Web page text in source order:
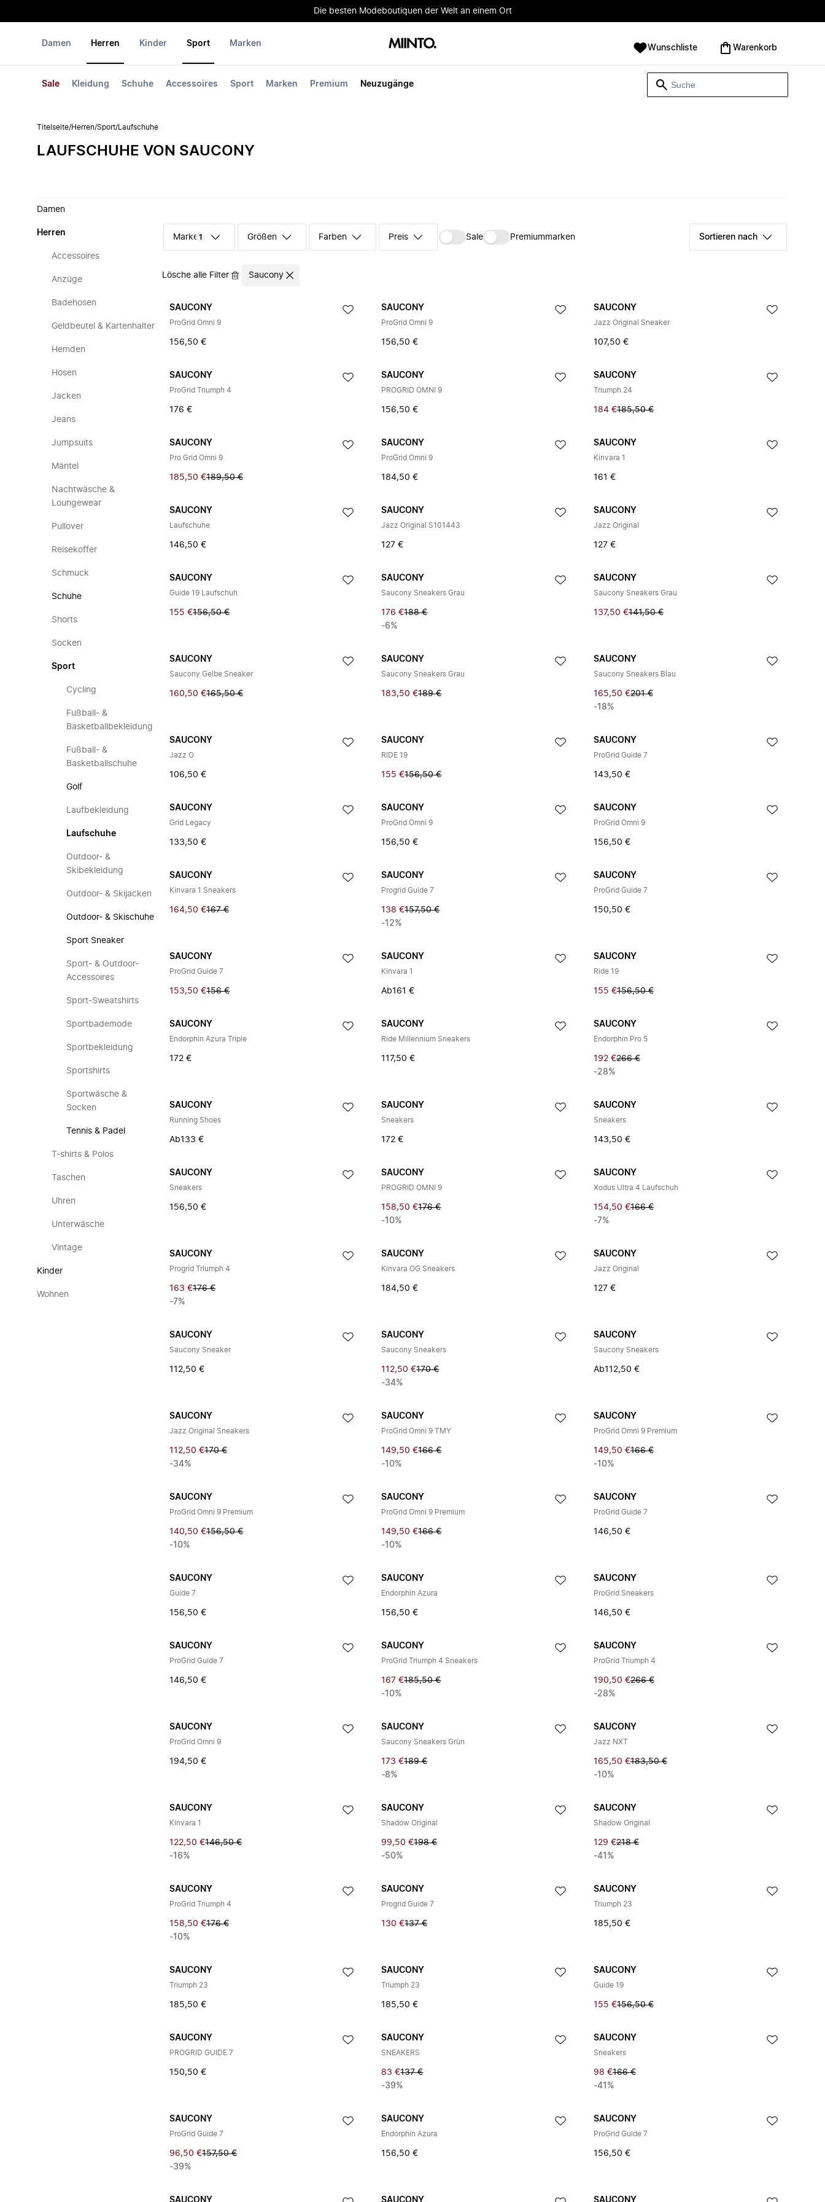
Die besten Modeboutiquen der Welt an einem Ort
Damen Herren
Sale Kleidung Schuhe Accessoires Sport Marken Premium Neuzugänge
Kinder Sport Marken Wunschliste Warenkorb
Titelseite/Herren/Sport/ Laufschuhe
LAUFSCHUHE VON SAUCONY
Damen
Herren
Accessoires
Anzüge
Badehosen
Geldbeutel & Kartenhalter
Hemden
Hosen
Jacken
Jeans
Jumpsuits
Mäntel
Nachtwäsche &
Loungewear
Pullover
Reisekoffer
Schmuck
Schuhe
Shorts
Socken
Sport
Cycling
Fußball- &
Basketballbekleidung
Fußball- &
Basketballschuhe
Golf
Laufbekleidung
Laufschuhe
Outdoor- &
Skibekleidung
Outdoor- & Skijacken
Outdoor- & Skischuhe
Sport Sneaker
Sport- & Outdoor-
Accessoires
Sport-Sweatshirts
Sportbademode
Sportbekleidung
Sportshirts
Sportwäsche &
Socken
Tennis & Padel
T-shirts & Polos
Taschen
Uhren
Unterwäsche
Vintage
Kinder
Wohnen
Marke 1 Größen Farben Preis Sale Premiummarken Sortieren nach
Lösche alle Filter Saucony
SAUCONY
ProGrid Omni 9
156,50 €
SAUCONY
ProGrid Omni 9
156,50 €
SAUCONY
Jazz Original Sneaker
107,50 €
SAUCONY
ProGrid Triumph 4
176 €
SAUCONY
PROGRID OMNI 9
156,50 €
SAUCONY
Triumph 24
184 €185,50 €
SAUCONY
Pro Grid Omni 9
185,50 €189,50 €
SAUCONY
ProGrid Omni 9
184,50 €
SAUCONY
Kinvara 1
161 €
SAUCONY
Laufschuhe
146,50 €
SAUCONY
Jazz Original S101443
127 €
SAUCONY
Jazz Original
127 €
SAUCONY
Guide 19 Laufschuh
155 €156,50 €
SAUCONY
Saucony Sneakers Grau
176 €188 €
-6%
SAUCONY
Saucony Sneakers Grau
137,50 €141,50 €
SAUCONY
Saucony Gelbe Sneaker
160,50 €165,50 €
SAUCONY
Saucony Sneakers Grau
183,50 €189 €
SAUCONY
Saucony Sneakers Blau
165,50 €201 €
-18%
SAUCONY
Jazz O
106,50 €
SAUCONY
RIDE 19
155 €156,50 €
SAUCONY
ProGrid Guide 7
143,50 €
SAUCONY
Grid Legacy
133,50 €
SAUCONY
ProGrid Omni 9
156,50 €
SAUCONY
ProGrid Omni 9
156,50 €
SAUCONY
Kinvara 1 Sneakers
164,50 €167 €
SAUCONY
Progrid Guide 7
138 €157,50 €
-12%
SAUCONY
ProGrid Guide 7
150,50 €
SAUCONY
ProGrid Guide 7
153,50 €156 €
SAUCONY
Kinvara 1
Ab161 €
SAUCONY
Ride 19
155 €156,50 €
SAUCONY
Endorphin Azura Triple
172 €
SAUCONY
Ride Millennium Sneakers
117,50 €
SAUCONY
Endorphin Pro 5
192 €266 €
-28%
SAUCONY
Running Shoes
Ab133 €
SAUCONY
Sneakers
172 €
SAUCONY
Sneakers
143,50 €
SAUCONY
Sneakers
156,50 €
SAUCONY
PROGRID OMNI 9
158,50 €176 €
-10%
SAUCONY
Xodus Ultra 4 Laufschuh
154,50 €166 €
-7%
SAUCONY
Progrid Triumph 4
163 €176 €
-7%
SAUCONY
Kinvara OG Sneakers
184,50 €
SAUCONY
Jazz Original
127 €
SAUCONY
Saucony Sneaker
112,50 €
SAUCONY
Saucony Sneakers
112,50 €170 €
-34%
SAUCONY
Saucony Sneakers
Ab112,50 €
SAUCONY
Jazz Original Sneakers
112,50 €170 €
-34%
SAUCONY
ProGrid Omni 9 TMY
149,50 €166 €
-10%
SAUCONY
ProGrid Omni 9 Premium
149,50 €166 €
-10%
SAUCONY
ProGrid Omni 9 Premium
140,50 €156,50 €
-10%
SAUCONY
ProGrid Omni 9 Premium
149,50 €166 €
-10%
SAUCONY
ProGrid Guide 7
146,50 €
SAUCONY
Guide 7
156,50 €
SAUCONY
Endorphin Azura
156,50 €
SAUCONY
ProGrid Sneakers
146,50 €
SAUCONY
ProGrid Guide 7
146,50 €
SAUCONY
ProGrid Triumph 4 Sneakers
167 €185,50 €
-10%
SAUCONY
ProGrid Triumph 4
190,50 €266 €
-28%
SAUCONY
ProGrid Omni 9
194,50 €
SAUCONY
Saucony Sneakers Grün
173 €189 €
-8%
SAUCONY
Jazz NXT
165,50 €183,50 €
-10%
SAUCONY
Kinvara 1
122,50 €146,50 €
-16%
SAUCONY
Shadow Original
99,50 €198 €
-50%
SAUCONY
Shadow Original
129 €218 €
-41%
SAUCONY
ProGrid Triumph 4
158,50 €176 €
-10%
SAUCONY
Progrid Guide 7
130 €137 €
SAUCONY
Triumph 23
185,50 €
SAUCONY
Triumph 23
185,50 €
SAUCONY
Triumph 23
185,50 €
SAUCONY
Guide 19
155 €156,50 €
SAUCONY
PROGRID GUIDE 7
150,50 €
SAUCONY
SNEAKERS
83 €137 €
-39%
SAUCONY
Sneakers
98 €166 €
-41%
SAUCONY
ProGrid Guide 7
96,50 €157,50 €
-39%
SAUCONY
Endorphin Azura
156,50 €
SAUCONY
ProGrid Guide 7
156,50 €
SAUCONY SAUCONY SAUCONY